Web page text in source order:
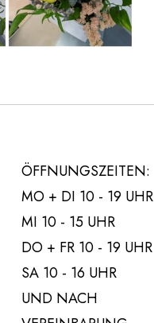
ÖFFNUNGSZEITEN:
MO + DI 10 - 19 UHR
MI 10 - 15 UHR
DO + FR 10 - 19 UHR
SA 10 - 16 UHR
UND NACH